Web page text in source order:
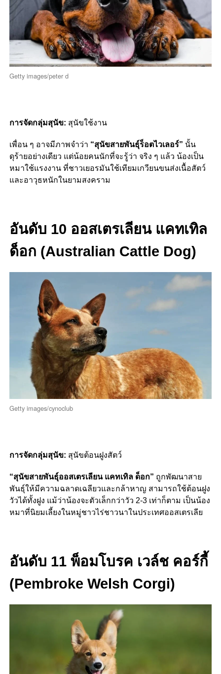
Getty images/peter d
การจัดกลุ่มสุนัข: สุนัขใช้งาน
เพื่อน ๆ อาจมีภาพจำว่า “สุนัขสายพันธุ์ร็อตไวเลอร์” นั้น
ดุร้ายอย่างเดียว แต่น้อยคนนักที่จะรู้ว่า จริง ๆ แล้ว น้องเป็น
หมาใช้แรงงาน ที่ชาวเยอรมันใช้เทียมเกวียนขนส่งเนื้อสัตว์
และอาวุธหนักในยามสงคราม
อันดับ 10 ออสเตรเลียน แคทเทิล
ด็อก (Australian Cattle Dog)
Getty images/cynoclub
การจัดกลุ่มสุนัข: สุนัขต้อนฝูงสัตว์
“สุนัขสายพันธุ์ออสเตรเลียน แคทเทิล ด็อก” ถูกพัฒนาสาย
พันธุ์ให้มีความฉลาดเฉลียวและกล้าหาญ สามารถใช้ต้อนฝูง
วัวได้ทั้งฝูง แม้ว่าน้องจะตัวเล็กกว่าวัว 2-3 เท่าก็ตาม เป็นน้อง
หมาที่นิยมเลี้ยงในหมู่ชาวไร่ชาวนาในประเทศออสเตรเลีย
อันดับ 11 พ็อมโบรค เวล์ช คอร์กี้
(Pembroke Welsh Corgi)